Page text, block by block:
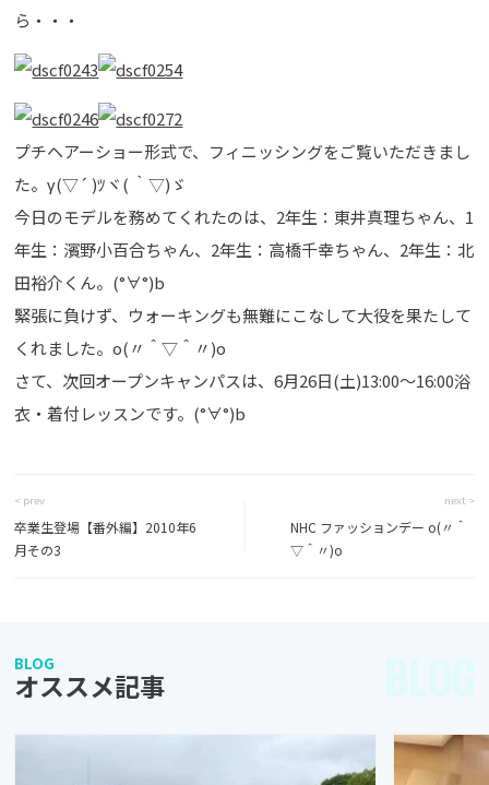
ら・・・
プチヘアーショー形式で、フィニッシングをご覧いただきまし
た。γ(▽´ )ﾂヾ( ｀▽)ゞ
今日のモデルを務めてくれたのは、2年生：東井真理ちゃん、1
年生：濱野小百合ちゃん、2年生：高橋千幸ちゃん、2年生：北
田裕介くん。(°∀°)b
緊張に負けず、ウォーキングも無難にこなして大役を果たして
くれました。o(〃＾▽＾〃)o
さて、次回オープンキャンパスは、6月26日(土)13:00～16:00浴
衣・着付レッスンです。(°∀°)b
< prev
卒業生登場【番外編】2010年6
月その3
next >
NHC ファッションデー o(〃＾
▽＾〃)o
BLOG
オススメ記事